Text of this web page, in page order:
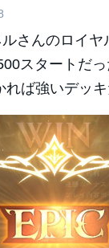
さんのロイ
スタートだ
ば強いデッ